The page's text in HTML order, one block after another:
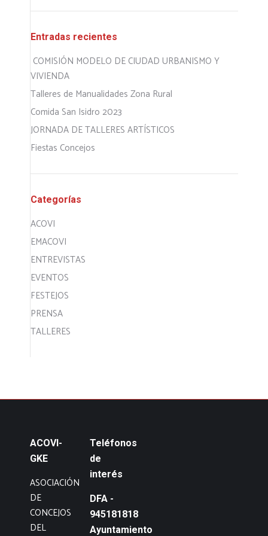
Entradas recientes
COMISIÓN MODELO DE CIUDAD URBANISMO Y
VIVIENDA
Talleres de Manualidades Zona Rural
Comida San Isidro 2023
JORNADA DE TALLERES ARTÍSTICOS
Fiestas Concejos
Categorías
ACOVI
EMACOVI
ENTREVISTAS
EVENTOS
FESTEJOS
PRENSA
TALLERES
ACOVI-
GKE
ASOCIACIÓN
DE
CONCEJOS
DEL
Teléfonos
de
interés
DFA -
945181818
Ayuntamiento